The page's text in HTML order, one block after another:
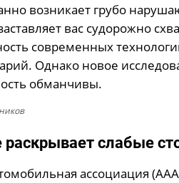
возникает грубо
вас судорожно
современных
Однако новое
обманчивы.
раскрывает слабые
ассоциация